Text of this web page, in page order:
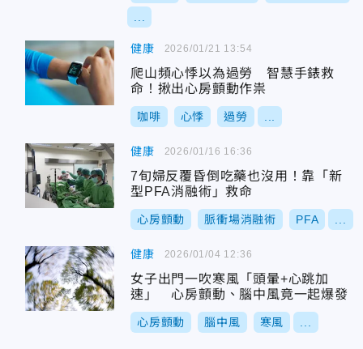
健康
爬山頻心悸以為過勞 智慧手錶救
命！揪出心房顫動作祟
咖啡 心悸 過勞
2026/01/21 13:54
健康
7旬婦反覆昏倒吃藥也沒用！靠「新
型PFA消融術」救命
心房顫動 脈衝場消融術 PFA
2026/01/16 16:36
健康
女子出門一吹寒風「頭暈+心跳加
速」 心房顫動、腦中風竟一起爆發
心房顫動 腦中風 寒風
2026/01/04 12:36